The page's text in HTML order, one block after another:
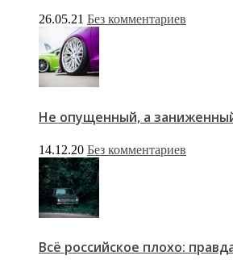
26.05.21 Без комментариев
Не опущенный, а
14.12.20 Без комментариев
Всё российское плохо: